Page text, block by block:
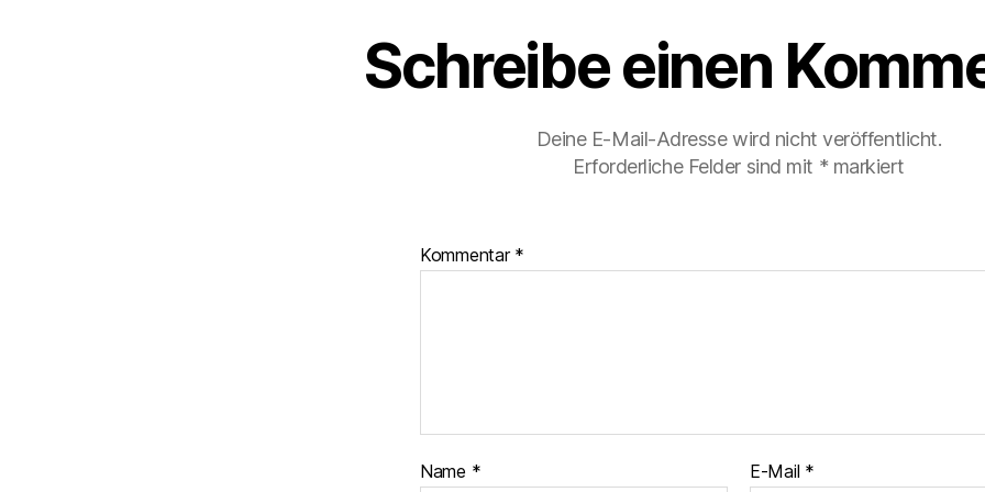
Schreibe einen
Deine E-Mail-Adresse wird nicht veröffentlicht.
Erforderliche Felder sind mit * markiert
Kommentar *
Name * E-Mail *